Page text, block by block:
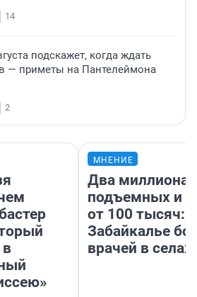
14
подскажет, когда ждать
— приметы на Пантелеймона
2
МНЕНИЕ
Два миллиона
подъемных и
от 100 тысяч:
Забайкалье
врачей в селах